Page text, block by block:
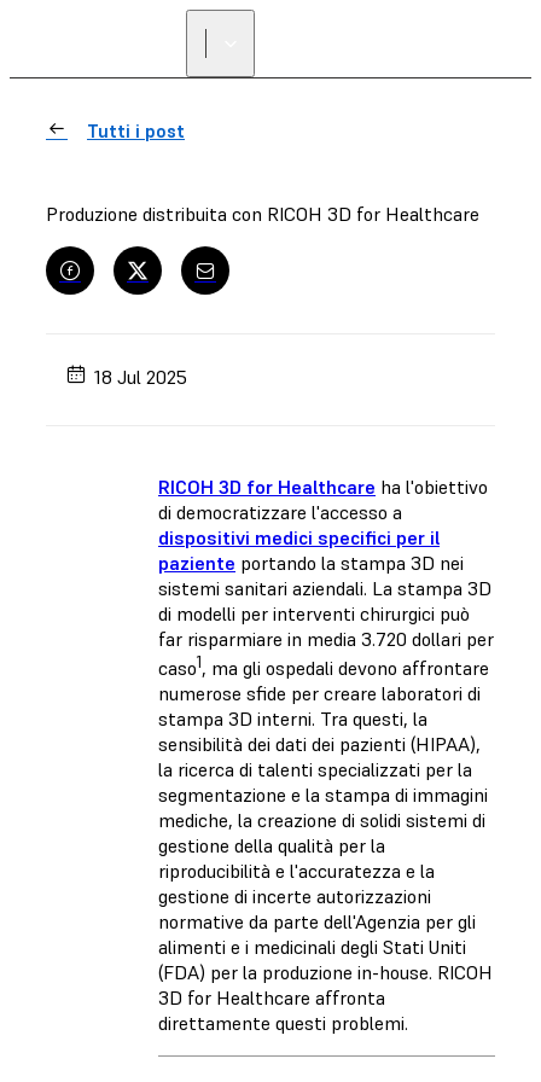
Tutti i post
Produzione distribuita con RICOH 3D for Healthcare
18 Jul 2025
RICOH 3D for Healthcare ha l'obiettivo
di democratizzare l'accesso a
dispositivi medici specifici per il
paziente portando la stampa 3D nei
sistemi sanitari aziendali. La stampa 3D
di modelli per interventi chirurgici può
far risparmiare in media 3.720 dollari per
caso1, ma gli ospedali devono affrontare
numerose sfide per creare laboratori di
stampa 3D interni. Tra questi, la
sensibilità dei dati dei pazienti (HIPAA),
la ricerca di talenti specializzati per la
segmentazione e la stampa di immagini
mediche, la creazione di solidi sistemi di
gestione della qualità per la
riproducibilità e l'accuratezza e la
gestione di incerte autorizzazioni
normative da parte dell'Agenzia per gli
alimenti e i medicinali degli Stati Uniti
(FDA) per la produzione in-house. RICOH
3D for Healthcare affronta
direttamente questi problemi.